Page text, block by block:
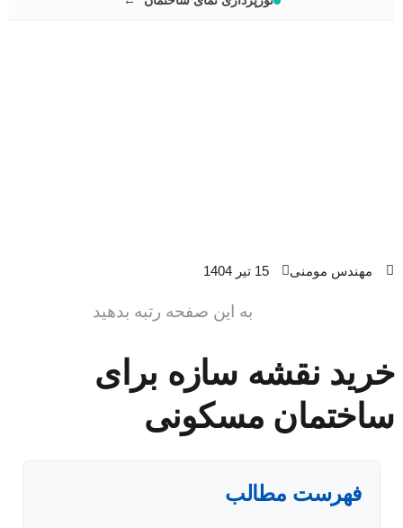
مهندس مومنی 15 تیر 1404
به این صفحه رتبه بدهید
خرید نقشه سازه برای
ساختمان مسکونی
فهرست مطالب